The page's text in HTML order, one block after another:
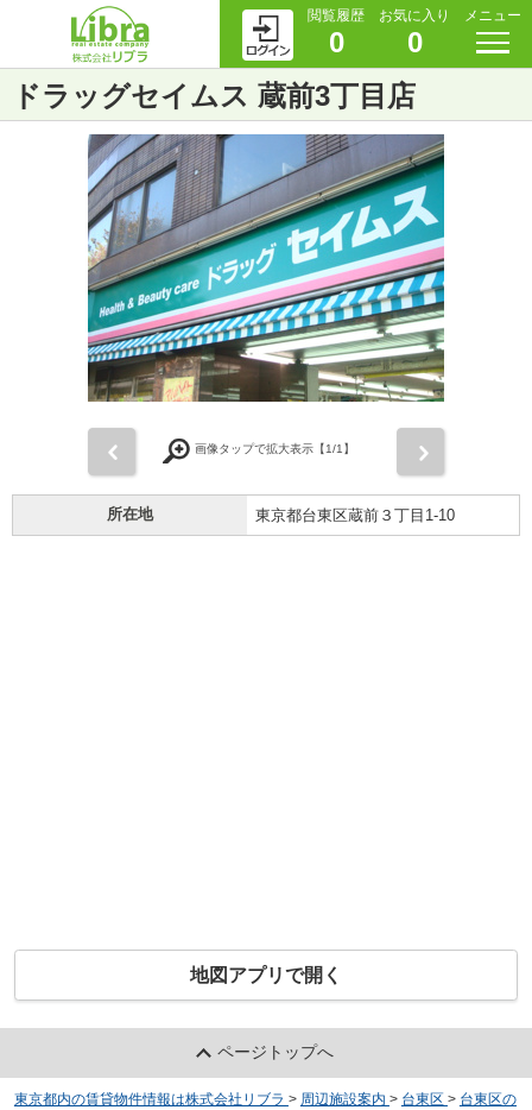
閲覧履歴
0
お気に入り
0
メニュー
ドラッグセイムス 蔵前3丁目店
画像タップで拡大表示【1/1】
所在地 東京都台東区蔵前３丁目1-10
地図アプリで開く
ページトップへ
東京都内の賃貸物件情報は株式会社リブラ > 周辺施設案内 > 台東区 > 台東区の